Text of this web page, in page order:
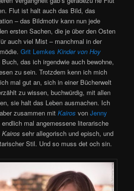
Flut ist halt auch das Bild, das
– das Bildmotiv kann nun jede
ersten Sachen, die je über den Osten
auch viel Mist – manchmal in der
Grit Lemkes Kinder von Hoy
das ich irgendwie auch bewohne,
zu sein. Trotzdem kenn ich mich
mal gut an, sich in einer Bücherwelt
zu wissen, buchwürdig, mit allen
sie halt das Leben ausmachen. Ich
zusammen mitKairos vonJenny
mal angemessene literarische
Kairos sehr allegorisch und episch, und
Stil. Und so muss det och sin.